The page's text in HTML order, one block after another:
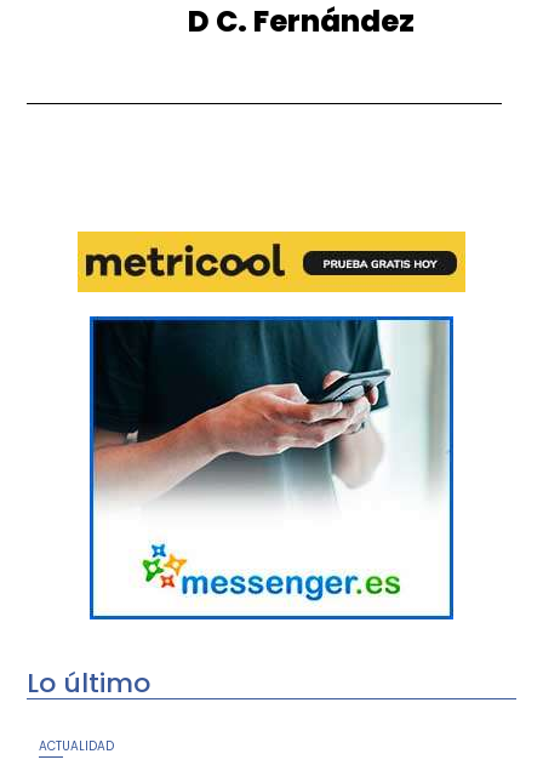
D C. Fernández
Lo último
ACTUALIDAD